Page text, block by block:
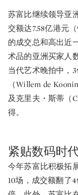
苏富比继续领导亚
交额达7.58亿港元
的成交总和高出近
术品的亚洲买家人
当代艺术晚拍中，
（Willem de
及克里夫・斯蒂（
得。
紧贴数码时
今年苏富比积极拓
10场，成交额翻了